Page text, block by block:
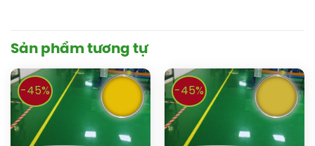
Sản phẩm tương tự
-45% -45%